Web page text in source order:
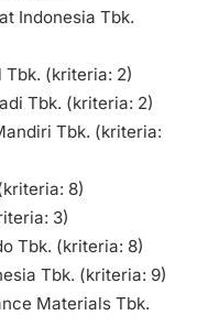
Indonesia Tbk.
Tbk. (kriteria: 2)
Tbk. (kriteria: 2)
Tbk. (kriteria:
8)
3)
Tbk. (kriteria: 8)
Tbk. (kriteria: 9)
Materials Tbk.